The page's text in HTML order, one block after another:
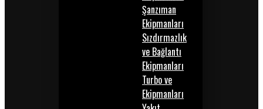
Şanzıman
Ekipmanları
Sızdırmazlık
ve Bağlantı
Ekipmanları
Turbo ve
Ekipmanları